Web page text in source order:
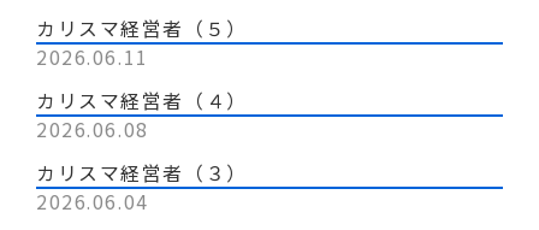
カリスマ経営者（５）
2026.06.11
カリスマ経営者（４）
2026.06.08
カリスマ経営者（３）
2026.06.04